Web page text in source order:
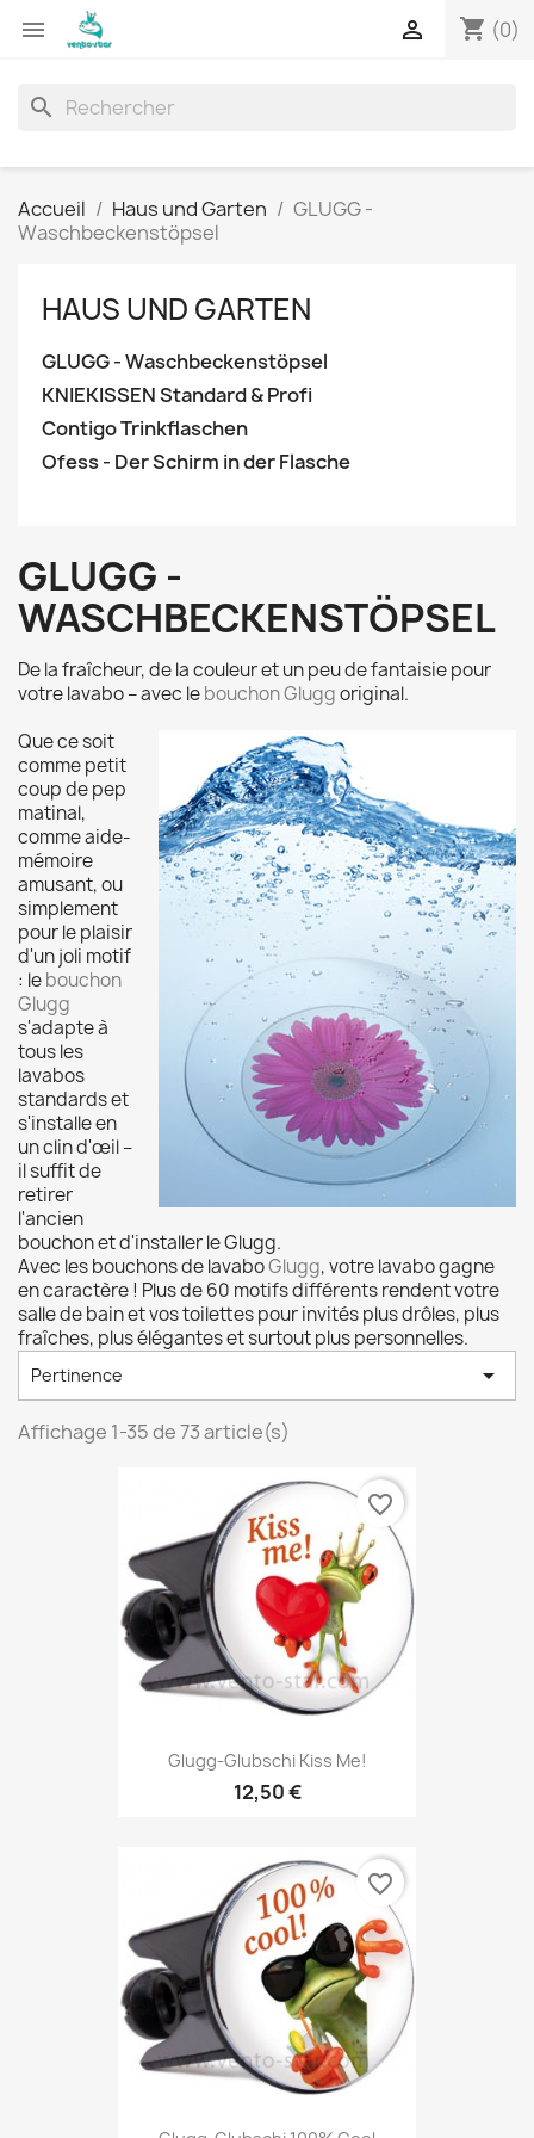
 shopping_cart (0)

search
Accueil Haus und Garten
GLUGG -
Waschbeckenstöpsel
HAUS UND GARTEN
GLUGG - Waschbeckenstöpsel
KNIEKISSEN Standard & Profi
Contigo Trinkflaschen
Ofess - Der Schirm in der Flasche
GLUGG -
WASCHBECKENSTÖPSEL
De la fraîcheur, de la couleur et un peu de fantaisie pour
votre lavabo – avec lebouchon Gluggoriginal.
Que ce soit
comme petit
coup de pep
matinal,
comme aide-
mémoire
amusant, ou
simplement
pour le plaisir
d'un joli motif
: lebouchon
Glugg
s'adapte à
tous les
lavabos
standards et
s'installe en
un clin d'œil –
il suffit de
retirer
l'ancien
bouchon et d'installer le Glugg.
Avec les bouchons de lavaboGlugg, votre lavabo gagne
en caractère ! Plus de 60 motifs différents rendent votre
salle de bain et vos toilettes pour invités plus drôles, plus
fraîches, plus élégantes et surtout plus personnelles.
Pertinence 
Affichage 1-35 de 73 article(s)
Glugg-Glubschi Kiss Me!
12,50 €
favorite_border
favorite_border